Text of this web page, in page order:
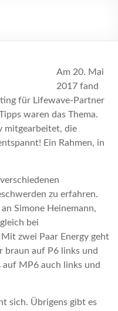
Am 20. Mai
2017 fand
für Lifewave-Partner
waren das Thema.
mitgearbeitet, die
Ein Rahmen, in
zu erfahren.
Simone Heinemann,
bei
zwei Paar Energy geht
braun auf P6 links und
auf MP6 auch links und
sich. Übrigens gibt es